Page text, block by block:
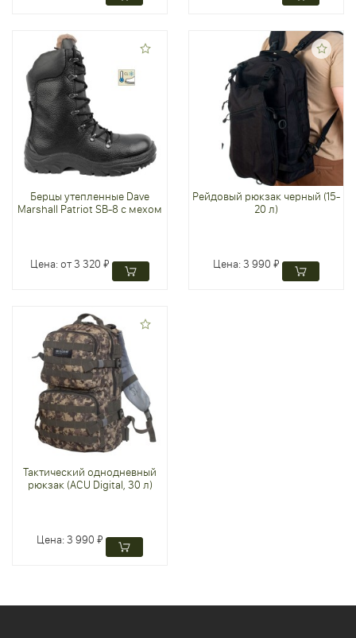
Берцы утепленные Dave
Marshall Patriot SB-8 с мехом
Цена:от 3 320 ₽
Рейдовый рюкзак черный (15-
20 л)
Цена:3 990 ₽
Тактический однодневный
рюкзак (ACU Digital, 30 л)
Цена:3 990 ₽